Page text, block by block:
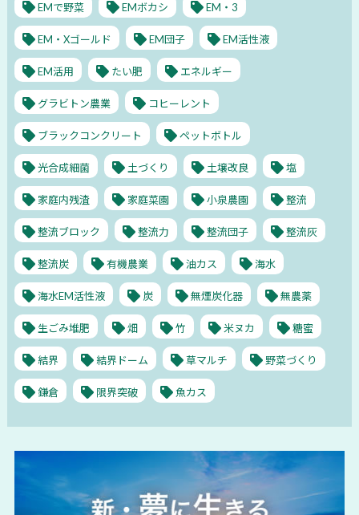
EMで野菜 EMボカシ EM・3
EM・Xゴールド EM団子 EM活性液
EM活用 たい肥 エネルギー
グラビトン農業 コヒーレント
ブラックコンクリート ペットボトル
光合成細菌 土づくり 土壌改良 塩
家庭内残渣 家庭菜園 小泉農園 整流
整流ブロック 整流力 整流団子 整流灰
整流炭 有機農業 油カス 海水
海水EM活性液 炭 無煙炭化器 無農薬
生ごみ堆肥 畑 竹 米ヌカ 糖蜜
結界 結界ドーム 草マルチ 野菜づくり
鎌倉 限界突破 魚カス